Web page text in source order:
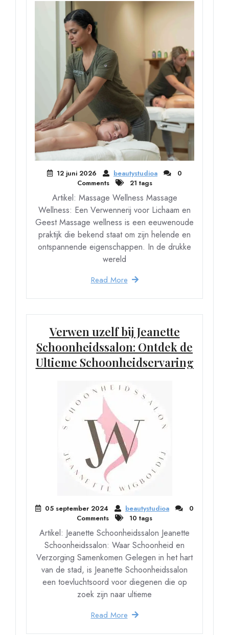
12 juni 2026 beautystudioa
0
Comments
21 tags
Artikel: Massage Wellness Massage
Wellness: Een Verwennerij voor Lichaam en
Geest Massage wellness is een eeuwenoude
praktijk die bekend staat om zijn helende en
ontspannende eigenschappen. In de drukke
wereld
Read More
Verwen uzelf bij Jeanette
Schoonheidssalon: Ontdek de
Ultieme Schoonheidservaring
05 september 2024 beautystudioa
0
Comments
10 tags
Artikel: Jeanette Schoonheidssalon Jeanette
Schoonheidssalon: Waar Schoonheid en
Verzorging Samenkomen Gelegen in het hart
van de stad, is Jeanette Schoonheidssalon
een toevluchtsoord voor diegenen die op
zoek zijn naar ultieme
Read More